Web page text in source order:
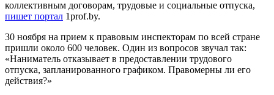
коллективным договорам, трудовые и социальные отпуска,
пишет портал 1prof.by.
30 ноября на прием к правовым инспекторам по всей стране
пришли около 600 человек. Один из вопросов звучал так:
«Наниматель отказывает в предоставлении трудового
отпуска, запланированного графиком. Правомерны ли его
действия?»